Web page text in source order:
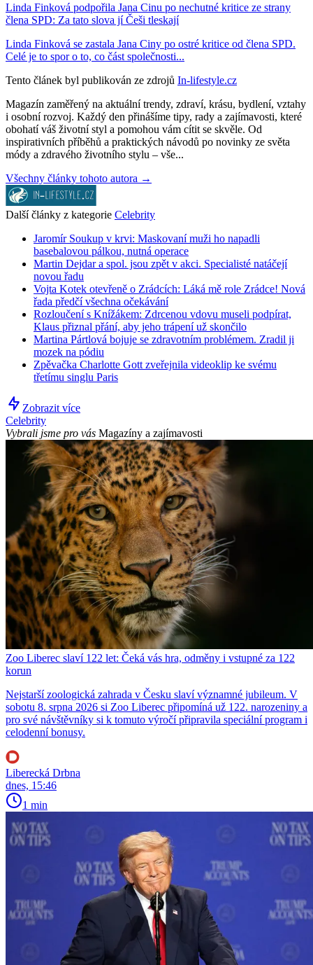
Linda Finková podpořila Jana Cinu po nechutné kritice ze strany
člena SPD: Za tato slova jí Češi tleskají
Linda Finková se zastala Jana Ciny po ostré kritice od člena SPD.
Celé je to spor o to, co část společnosti...
Tento článek byl publikován ze zdrojů In-lifestyle.cz
Magazín zaměřený na aktuální trendy, zdraví, krásu, bydlení, vztahy
i osobní rozvoj. Každý den přinášíme tipy, rady a zajímavosti, které
obohatí váš životní styl a pomohou vám cítit se skvěle. Od
inspirativních příběhů a praktických návodů po novinky ze světa
módy a zdravého životního stylu – vše...
Všechny články tohoto autora →
Další články z kategorie Celebrity
Jaromír Soukup v krvi: Maskovaní muži ho napadli
basebalovou pálkou, nutná operace
Martin Dejdar a spol. jsou zpět v akci. Specialisté natáčejí
novou řadu
Vojta Kotek otevřeně o Zrádcích: Láká mě role Zrádce! Nová
řada předčí všechna očekávání
Rozloučení s Knížákem: Zdrcenou vdovu museli podpírat,
Klaus přiznal přání, aby jeho trápení už skončilo
Martina Pártlová bojuje se zdravotním problémem. Zradil ji
mozek na pódiu
Zpěvačka Charlotte Gott zveřejnila videoklip ke svému
třetímu singlu Paris
Zobrazit více
Celebrity
Vybrali jsme pro vás Magazíny a zajímavosti
Zoo Liberec slaví 122 let: Čeká vás hra, odměny i vstupné za 122
korun
Nejstarší zoologická zahrada v Česku slaví významné jubileum. V
sobotu 8. srpna 2026 si Zoo Liberec připomíná už 122. narozeniny a
pro své návštěvníky si k tomuto výročí připravila speciální program i
celodenní bonusy.
Liberecká Drbna
dnes, 15:46
1 min